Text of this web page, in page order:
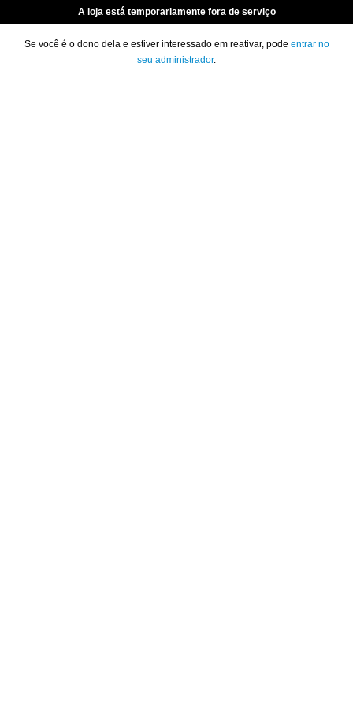
A loja está temporariamente fora de serviço
Se você é o dono dela e estiver interessado em reativar, pode entrar no
seu administrador.